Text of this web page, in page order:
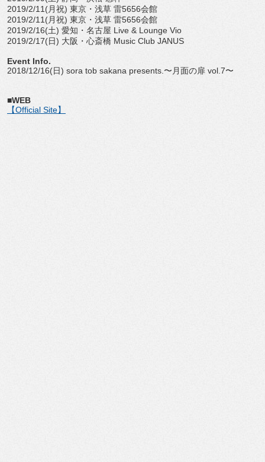
2019/2/11(月祝) 東京・浅草 雷5656会館
2019/2/11(月祝) 東京・浅草 雷5656会館
2019/2/16(土) 愛知・名古屋 Live & Lounge Vio
2019/2/17(日) 大阪・心斎橋 Music Club JANUS
Event Info.
2018/12/16(日) sora tob sakana presents.〜月面の扉 vol.7〜
■WEB
【Official Site】